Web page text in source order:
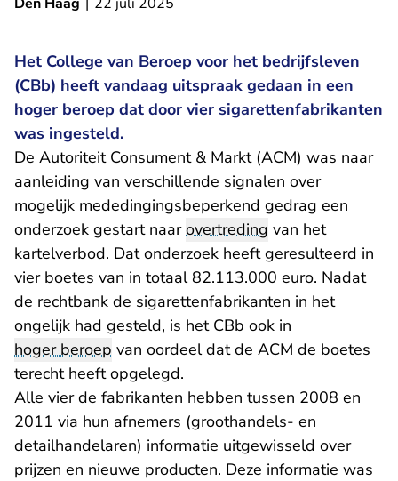
Het College van Beroep voor het bedrijfsleven
(CBb) heeft vandaag uitspraak gedaan in een
hoger beroep dat door vier sigarettenfabrikanten
was ingesteld.
De Autoriteit Consument & Markt (ACM) was naar
aanleiding van verschillende signalen over
mogelijk mededingingsbeperkend gedrag een
onderzoek gestart naarovertreding van het
kartelverbod. Dat onderzoek heeft geresulteerd in
vier boetes van in totaal 82.113.000 euro. Nadat
de rechtbank de sigarettenfabrikanten in het
ongelijk had gesteld, is het CBb ook in
hoger beroep van oordeel dat de ACM de boetes
terecht heeft opgelegd.
Alle vier de fabrikanten hebben tussen 2008 en
2011 via hun afnemers (groothandels- en
detailhandelaren) informatie uitgewisseld over
prijzen en nieuwe producten. Deze informatie was